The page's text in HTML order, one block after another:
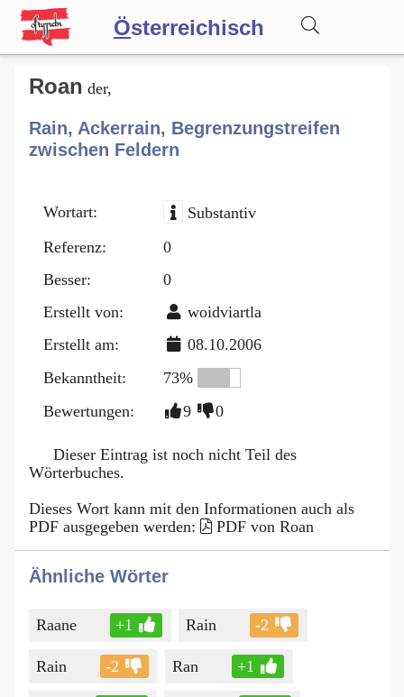
Österreichisch
Wörterbuch
Forum
Roan der,
Rain, Ackerrain, Begrenzungstreifen
zwischen Feldern
Wortart:
Substantiv
Referenz:
0
Besser:
0
Erstellt von:
woidviartla
Erstellt am:
08.10.2006
Bekanntheit:
73%
Bewertungen:
9 0
Dieser Eintrag ist noch nicht Teil des
Wörterbuches.
Dieses Wort kann mit den Informationen auch als
PDF ausgegeben werden:
PDF von Roan
Ähnliche Wörter
Raane +1 Rain -2
Rain -2 Ran +1